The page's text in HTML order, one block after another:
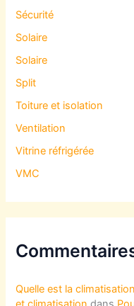
Sécurité
Solaire
Solaire
Split
Toiture et isolation
Ventilation
Vitrine réfrigérée
VMC
Quelle est la